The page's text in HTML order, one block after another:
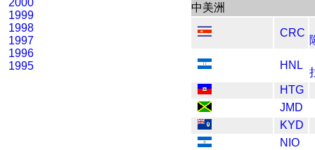
1999
1998
1997
1996
1995
中美洲
CRC
HNL
HTG
JMD
KYD
NIO